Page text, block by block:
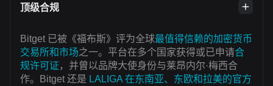
顶级合规
Bitget 已被《福布斯》评为全球最值得信赖的加密货币
交易所和市场之一。平台在多个国家获得或已申请合
规许可证 ，并曾以品牌大使身份与莱昂内尔·梅西合
作。Bitget 还是 LALIGA 在东南亚、东欧和拉美的官方